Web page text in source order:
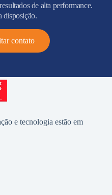
de alta performance.
disposição.
contato
e tecnologia estão em